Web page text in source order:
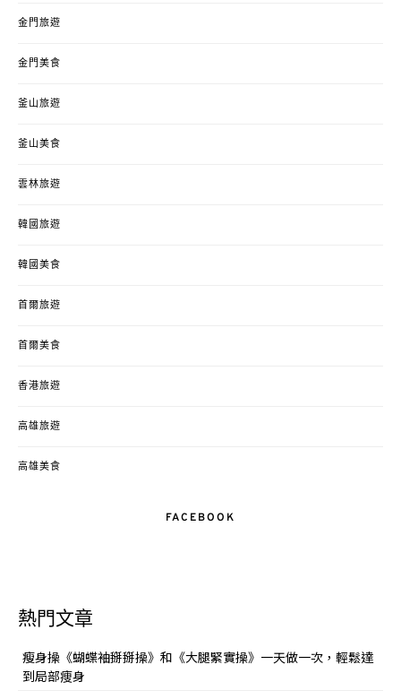
金門旅遊
金門美食
釜山旅遊
釜山美食
雲林旅遊
韓國旅遊
韓國美食
首爾旅遊
首爾美食
香港旅遊
高雄旅遊
高雄美食
FACEBOOK
熱門文章
瘦身操《蝴蝶袖掰掰操》和《大腿緊實操》一天做一次，輕鬆達
到局部痩身